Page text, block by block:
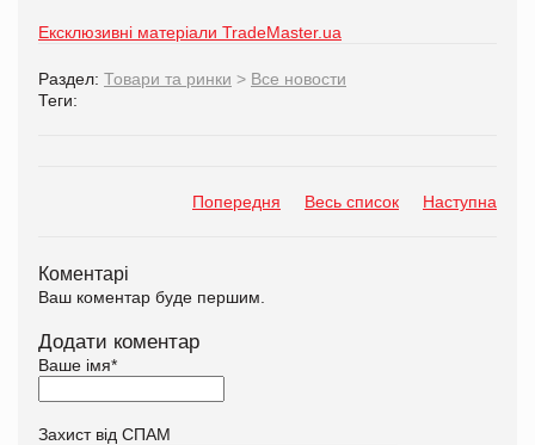
Ексклюзивні матеріали TradeMaster.ua
Раздел: Товари та ринки > Все новости
Теги:
Попередня Весь список Наступна
Коментарі
Ваш коментар буде першим.
Додати коментар
Ваше імя*
Захист від СПАМ